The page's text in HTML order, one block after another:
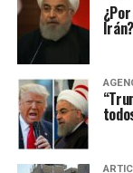
Irán?